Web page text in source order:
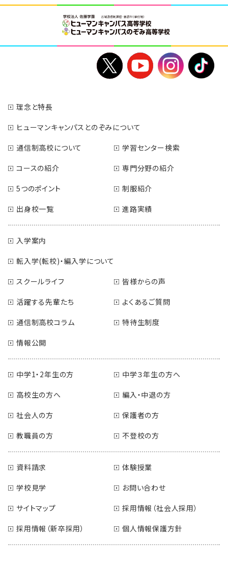
理念と特長
ヒューマンキャンパスとのぞみについて
通信制高校について
学習センター検索
コースの紹介
専門分野の紹介
5つのポイント
制服紹介
出身校一覧
進路実績
入学案内
転入学(転校)・編入学について
スクールライフ
皆様からの声
活躍する先輩たち
よくあるご質問
通信制高校コラム
特待生制度
情報公開
中学1・2年生の方
中学３年生の方へ
高校生の方へ
編入・中退の方
社会人の方
保護者の方
教職員の方
不登校の方
資料請求
体験授業
学校見学
お問い合わせ
サイトマップ
採用情報（社会人採用）
採用情報（新卒採用）
個人情報保護方針